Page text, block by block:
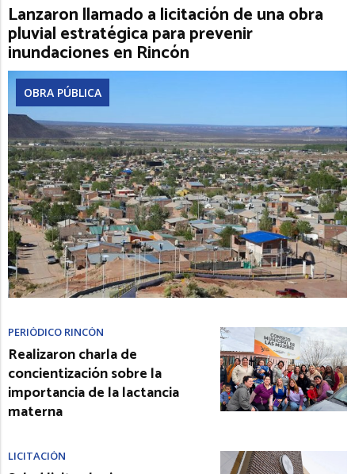
Lanzaron llamado a licitación de una obra
pluvial estratégica para prevenir
inundaciones en Rincón
OBRA PÚBLICA
PERIÓDICO RINCÓN
Realizaron charla de
concientización sobre la
importancia de la lactancia
materna
LICITACIÓN